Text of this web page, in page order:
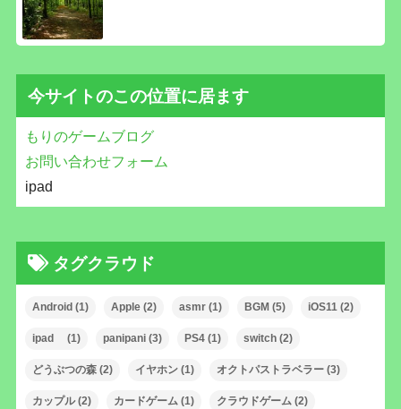
今サイトのこの位置に居ます
もりのゲームブログ
お問い合わせフォーム
ipad
タグクラウド
Android (1) Apple(2) asmr(1) BGM (5) iOS11(2)
ipad (1) panipani(3) PS4(1) switch(2)
どうぶつの森(2) イヤホン(1) オクトパストラベラー(3)
カップル(2) カードゲーム(1) クラウドゲーム(2)